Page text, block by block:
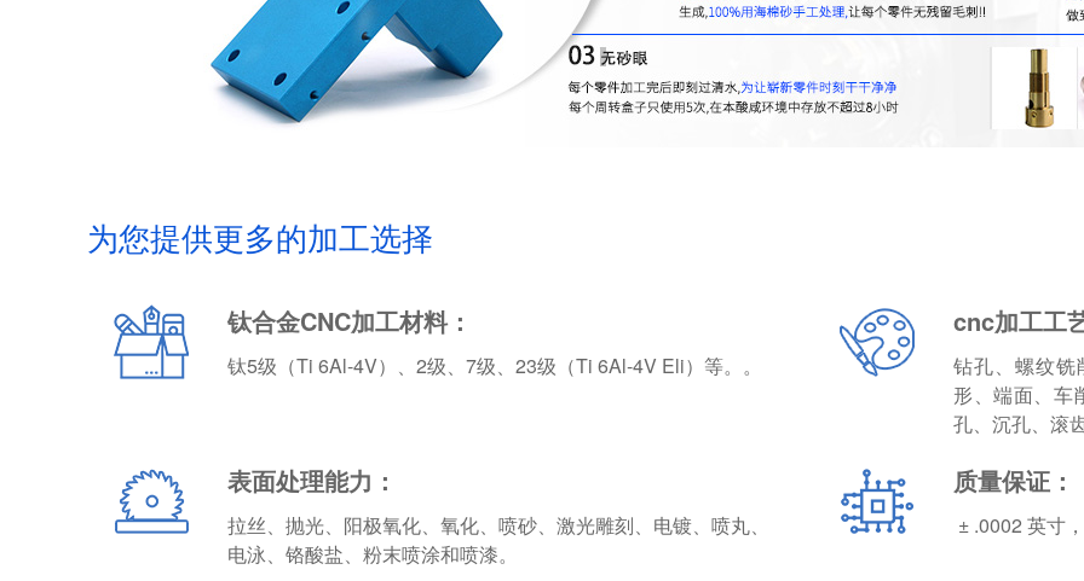
为您提供更多的加工选择
钛合金CNC加工材料：
钛5级（Ti 6Al-4V）、2级、7级、23级（Ti 6Al-4V Eli）等。。
cnc加工工
钻孔、螺纹
形、端面、车
孔、沉孔、滚
表面处理能力：
拉丝、抛光、阳极氧化、氧化、喷砂、激光雕刻、电镀、喷丸、
电泳、铬酸盐、粉末喷涂和喷漆。
质量保证：
± .0002 英寸